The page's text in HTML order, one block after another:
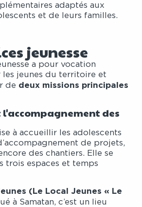
adaptés aux
et de leurs familles.
jeunesse
a pour vocation
les jeunes du territoire et
de deux missions principales
l'accompagnement des
à accueillir les adolescents
de projets,
des chantiers. Elle se
trois espaces et temps
(Le Local Jeunes « Le
à Samatan, c’est un lieu